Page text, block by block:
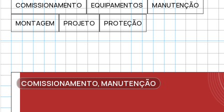
COMISSIONAMENTO
EQUIPAMENTOS
MANUTENÇÃO
MONTAGEM
PROJETO PROTEÇÃO
COMISSIONAMENTO, MANUTENÇÃO